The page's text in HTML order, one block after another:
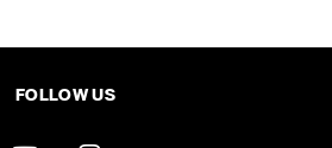
FOLLOW US